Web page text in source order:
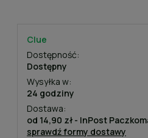
Clue
Dostępność:
Dostępny
Wysyłka w:
24 godziny
Dostawa:
od 14,90 zł - InPost
Cena nie zawiera
sprawdź formy dostawy